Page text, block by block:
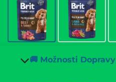
🚚 Možnosti Dopravy